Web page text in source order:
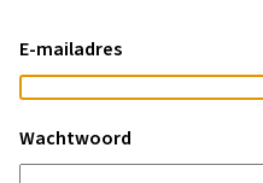
E-mailadres
Wachtwoord